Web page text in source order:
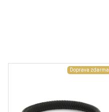
Doprava zdarma